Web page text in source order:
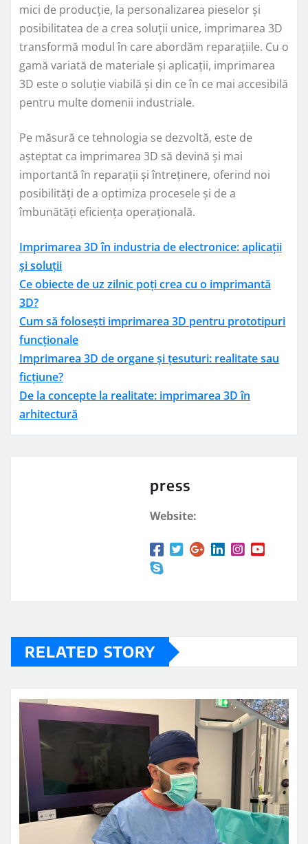
mici de producție, la personalizarea pieselor și
posibilitatea de a crea soluții unice, imprimarea 3D
transformă modul în care abordăm reparațiile. Cu o
gamă variată de materiale și aplicații, imprimarea
3D este o soluție viabilă și din ce în ce mai accesibilă
pentru multe domenii industriale.
Pe măsură ce tehnologia se dezvoltă, este de
așteptat ca imprimarea 3D să devină și mai
importantă în reparații și întreținere, oferind noi
posibilități de a optimiza procesele și de a
îmbunătăți eficiența operațională.
Imprimarea 3D în industria de electronice: aplicații
și soluții
Ce obiecte de uz zilnic poți crea cu o imprimantă
3D?
Cum să folosești imprimarea 3D pentru prototipuri
funcționale
Imprimarea 3D de organe și țesuturi: realitate sau
ficțiune?
De la concepte la realitate: imprimarea 3D în
arhitectură
press
Website:
RELATED STORY